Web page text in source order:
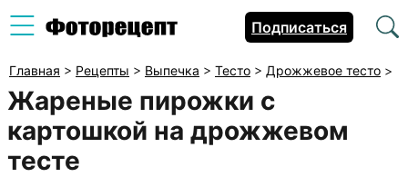
Подписаться
Главная > Рецепты > Выпечка > Тесто > Дрожжевое тесто >
Жареные пирожки с
картошкой на дрожжевом
тесте